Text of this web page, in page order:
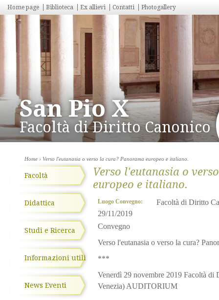
Home page Biblioteca Ex allievi Contatti Photogallery
San Pio X
Facoltà di Diritto Canonico
Home › Verso l'eutanasia o verso la cura? Panorama europeo e italiano.
Facoltà
Didattica
Studi e Ricerca
Informazioni utili
News Eventi
Verso l'eutanasia o
europeo e italiano.
Luogo Convegno:
Facoltà di Diritto
29/11/2019
Convegno
Verso l'eutanasia o verso la cura?
***
Venerdì 29 novembre 2019 Facoltà
Venezia) AUDITORIUM